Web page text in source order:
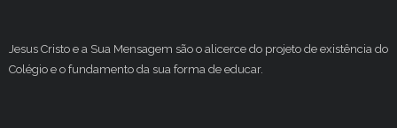
Jesus Cristo e a Sua Mensagem são o alicerce do projeto de existência do
Colégio e o fundamento da sua forma de educar.